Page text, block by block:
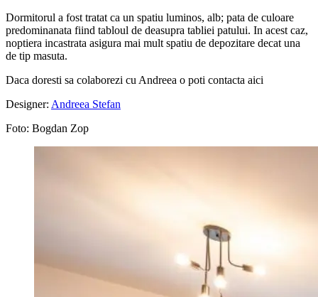
Dormitorul a fost tratat ca un spatiu luminos, alb; pata de culoare
predominanata fiind tabloul de deasupra tabliei patului. In acest caz,
noptiera incastrata asigura mai mult spatiu de depozitare decat una
de tip masuta.
Daca doresti sa colaborezi cu Andreea o poti contacta aici
Designer: Andreea Stefan
Foto: Bogdan Zop